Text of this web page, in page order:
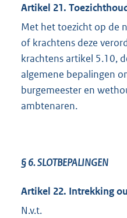
Artikel 21.
Met het toezicht op de
of krachtens deze
krachtens artikel 5.10,
algemene bepalingen
burgemeester en
ambtenaren.
§ 6.SLOTBEPALINGEN
Artikel 22. Intrekking
N.v.t.